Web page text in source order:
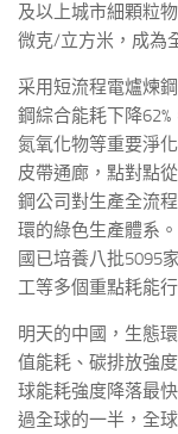
及以上城市細顆粒
微克/立方米，成為
采用短流程電爐煉鋼
鋼綜合能耗下降
氮氧化物等重要淨
皮帶通廊，點對點
鋼公司對生產全流
環的綠色生產體系
國已培養八批5095
工等多個重點耗能
明天的中國，生態
值能耗、碳排放強
球能耗強度降落最
過全球的一半，全